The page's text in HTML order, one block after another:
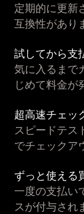
定期的に更新
互換性があり
試してから支
気に入るまで
じめて料金が
超高速チェッ
スピードテス
でチェックア
ずっと使える
一度の支払い
スが付与され